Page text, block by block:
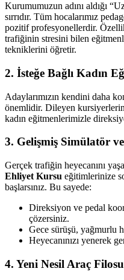
Kurumumuzun adını aldığı
sırrıdır. Tüm hocalarımız
pozitif profesyonellerdir.
trafiğinin stresini bilen
tekniklerini öğretir.
2. İsteğe Bağlı Kadın
Adaylarımızın kendini daha
önemlidir. Dileyen
kadın eğitmenlerimizle
3. Gelişmiş Simülatör
Gerçek trafiğin heyecanını
Ehliyet Kursu eğitimlerinize
başlarsınız. Bu sayede:
Direksiyon ve pedal
çözersiniz.
Gece sürüşü, yağmurlu
Heyecanınızı yenerek
4. Yeni Nesil Araç Filosu